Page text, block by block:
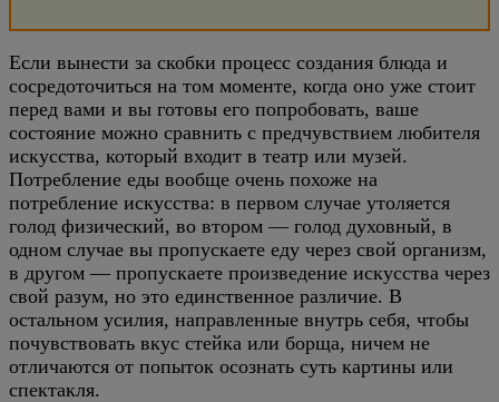
Если вынести за скобки процесс создания блюда и
сосредоточиться на том моменте, когда оно уже стоит
перед вами и вы готовы его попробовать, ваше
состояние можно сравнить с предчувствием любителя
искусства, который входит в театр или музей.
Потребление еды вообще очень похоже на
потребление искусства: в первом случае утоляется
голод физический, во втором — голод духовный, в
одном случае вы пропускаете еду через свой организм,
в другом — пропускаете произведение искусства через
свой разум, но это единственное различие. В
остальном усилия, направленные внутрь себя, чтобы
почувствовать вкус стейка или борща, ничем не
отличаются от попыток осознать суть картины или
спектакля.